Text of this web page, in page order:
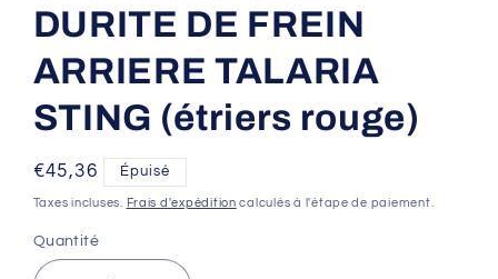
DURITE DE FREIN
ARRIERE TALARIA
STING (étriers rouge)
Prix
habituel
€45,36 Épuisé
Taxes incluses. Frais d'expédition calculés à l'étape de paiement.
Quantité